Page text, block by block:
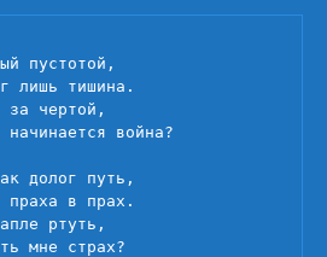
жизни
пустотой,
лишь тишина.
за чертой,
война?
долог путь,
в прах.
ртуть,
мне страх?